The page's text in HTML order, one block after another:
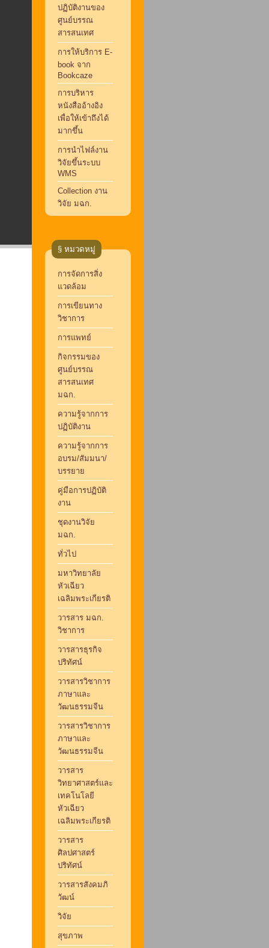
ปฏิบัติงานของ
ศูนย์บรรณ
สารสนเทศ
การให้บริการ E-
book จาก
Bookcaze
การบริหาร
หนังสืออ้างอิง
เพื่อให้เข้าถึงได้
มากขึ้น
การนำไฟล์งาน
วิจัยขึ้นระบบ
WMS
Collection งาน
วิจัย มฉก.
§ หมวดหมู่
การจัดการสิ่ง
แวดล้อม
การเขียนทาง
วิชาการ
การแพทย์
กิจกรรมของ
ศูนย์บรรณ
สารสนเทศ
มฉก.
ความรู้จากการ
ปฏิบัติงาน
ความรู้จากการ
อบรม/สัมมนา/
บรรยาย
คู่มือการปฏิบัติ
งาน
ชุดงานวิจัย
มฉก.
ทั่วไป
มหาวิทยาลัย
หัวเฉียว
เฉลิมพระเกียรติ
วารสาร มฉก.
วิชาการ
วารสารธุรกิจ
ปริทัศน์
วารสารวิชาการ
ภาษาและ
วัฒนธรรมจีน
วารสารวิชาการ
ภาษาและ
วัฒนธรรมจีน
วารสาร
วิทยาศาสตร์และ
เทคโนโลยี
หัวเฉียว
เฉลิมพระเกียรติ
วารสาร
ศิลปศาสตร์
ปริทัศน์
วารสารสังคมภิ
วัฒน์
วิจัย
สุขภาพ